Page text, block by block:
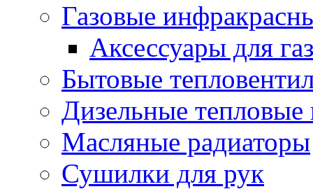
Газовые
Аксессуары для
Бытовые
Дизельные
Масляные радиаторы
Сушилки для рук